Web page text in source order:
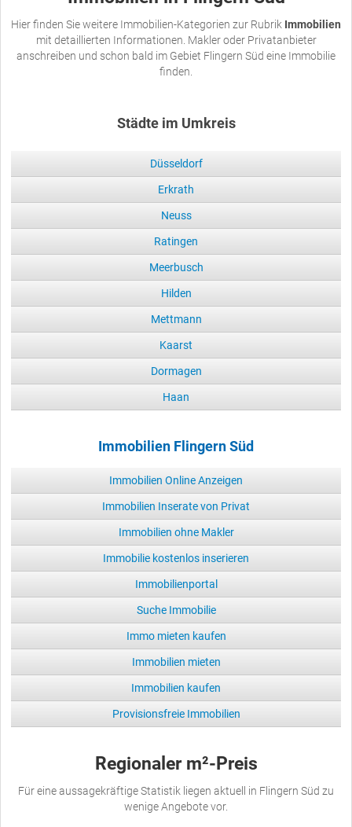
Hier finden Sie weitere Immobilien-Kategorien zur Rubrik Immobilien
mit detaillierten Informationen. Makler oder Privatanbieter
anschreiben und schon bald im Gebiet Flingern Süd eine Immobilie
finden.
Städte im Umkreis
Düsseldorf
Erkrath
Neuss
Ratingen
Meerbusch
Hilden
Mettmann
Kaarst
Dormagen
Haan
Immobilien Flingern Süd
Immobilien Online Anzeigen
Immobilien Inserate von Privat
Immobilien ohne Makler
Immobilie kostenlos inserieren
Immobilienportal
Suche Immobilie
Immo mieten kaufen
Immobilien mieten
Immobilien kaufen
Provisionsfreie Immobilien
Regionaler m²-Preis
Für eine aussagekräftige Statistik liegen aktuell in Flingern Süd zu
wenige Angebote vor.